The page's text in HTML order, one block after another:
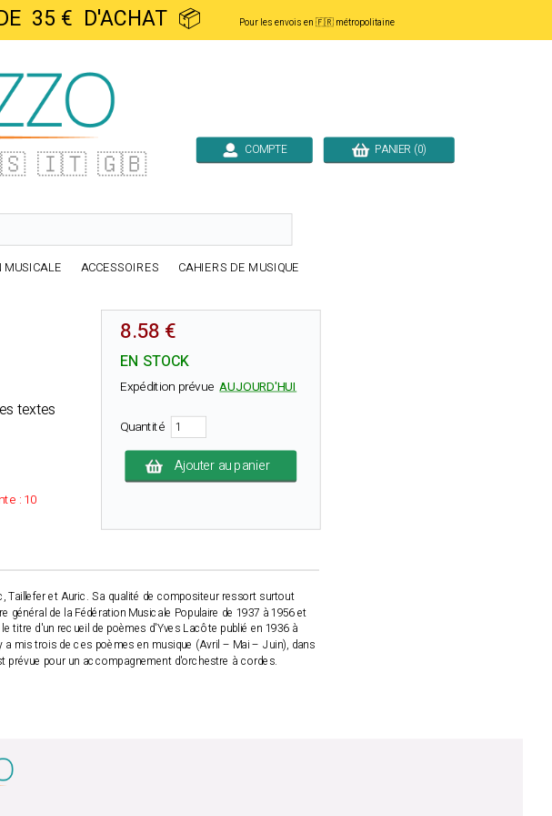
DE 35 € D'ACHAT 📦 Pour les envois en 🇫🇷 métropolitaine
🇮🇹 🇬🇧 COMPTE PANIER (0)
MUSICALE ACCESSOIRES CAHIERS DE MUSIQUE
textes
: 10
8.58 €
EN STOCK
Expédition prévueAUJOURD'HUI
Quantité
Ajouter au panier
Taillefer et Auric. Sa qualité de compositeur ressort surtout
de la Fédération Musicale Populaire de 1937 à 1956 et
titre d'un recueil de poèmes d'Yves Lacôte publié en 1936 à
a mis trois de ces poèmes en musique (Avril – Mai – Juin), dans
prévue pour un accompagnement d'orchestre à cordes.